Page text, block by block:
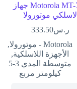
Motorola MT-777 جهاز
لاسلكي موتورولا
ر.س333.50
Motorola - موتورولا
,
الأجهزة اللاسلكية,
متوسطة المدي 3-5
كيلومتر مربع